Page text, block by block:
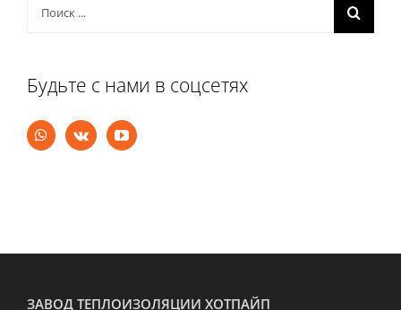
поиска:
Будьте с нами в соцсетях
ЗАВОД ТЕПЛОИЗОЛЯЦИИ ХОТПАЙП